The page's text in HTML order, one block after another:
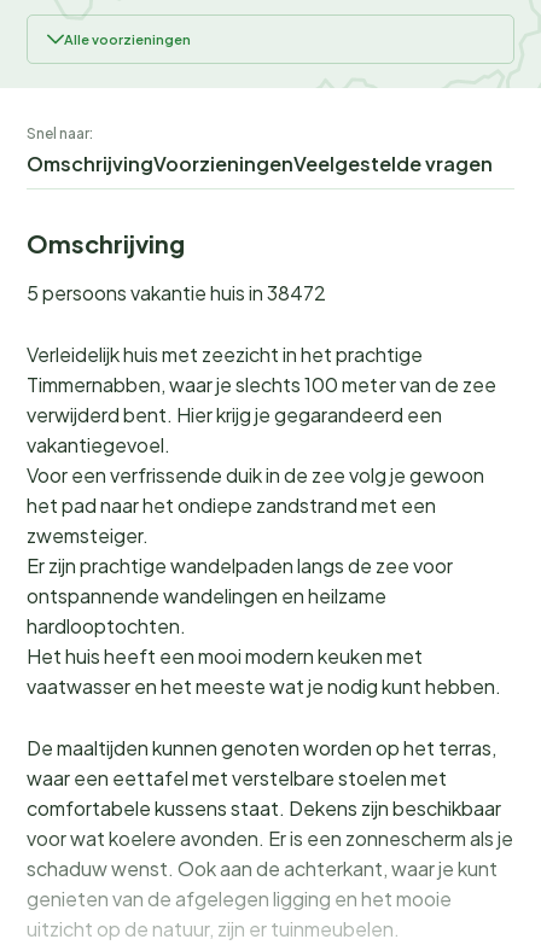
Alle voorzieningen
Snel naar:
OmschrijvingVoorzieningenVeelgestelde vragen
Omschrijving
5 persoons vakantie huis in 38472
Verleidelijk huis met zeezicht in het prachtige
Timmernabben, waar je slechts 100 meter van de zee
verwijderd bent. Hier krijg je gegarandeerd een
vakantiegevoel.
Voor een verfrissende duik in de zee volg je gewoon
het pad naar het ondiepe zandstrand met een
zwemsteiger.
Er zijn prachtige wandelpaden langs de zee voor
ontspannende wandelingen en heilzame
hardlooptochten.
Het huis heeft een mooi modern keuken met
vaatwasser en het meeste wat je nodig kunt hebben.
De maaltijden kunnen genoten worden op het terras,
waar een eettafel met verstelbare stoelen met
comfortabele kussens staat. Dekens zijn beschikbaar
voor wat koelere avonden. Er is een zonnescherm als je
schaduw wenst. Ook aan de achterkant, waar je kunt
genieten van de afgelegen ligging en het mooie
uitzicht op de natuur, zijn er tuinmeubelen.